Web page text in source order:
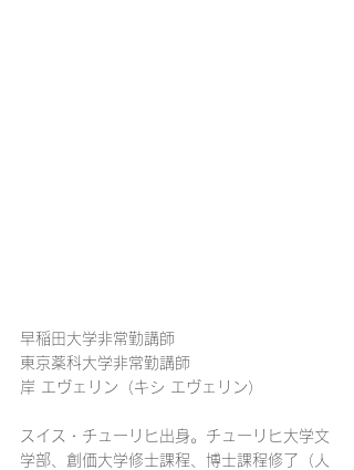
早稲田大学非常勤講師
東京薬科大学非常勤講師
岸 エヴェリン（キシ エヴェリン）
スイス・チューリヒ出身。チューリヒ大学文
学部、創価大学修士課程、博士課程修了（人